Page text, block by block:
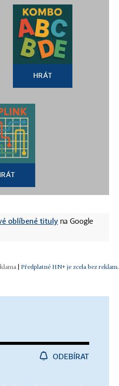
HRÁT
oblíbené tituly na Google
| Předplatné HN+ je zcela bez reklam.
ODEBÍRAT